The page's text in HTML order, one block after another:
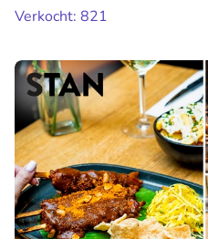
Verkocht: 821